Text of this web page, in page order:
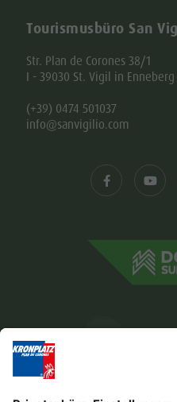
Tourismusbüro San
Str. Plan de Corones 38/1
I - 39030 St. Vigil in Enneberg
(+39) 0474 501037
info@sanvigilio.com